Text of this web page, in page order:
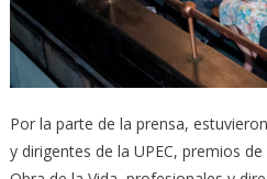
Por la parte de la prensa,
y dirigentes de la UPEC, premios